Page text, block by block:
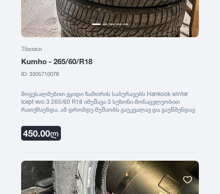
Тбилиси
Kumho - 265/60/R18
ID: 3305710078
მოგესალმებით ვყიდი ზამთრის საბურავებს Hankook winter
Icept evo 3 265/60 R18 იმუშავა 3 სეზონი მონაცვლეობით
რათქმაუნდა, ამ დრომდე მუშაობს გაუკვალავ და გაუწმენდავ
გნებავთ წაიღეთ 4 ვე 450 ლარად, არ არის დაბრეცილი
საბურავები რომ დარეკავთ გვითხარით რომ თქვენი
განცხადება ნახეთ saburavebi.ge - ზე
450.00ლ